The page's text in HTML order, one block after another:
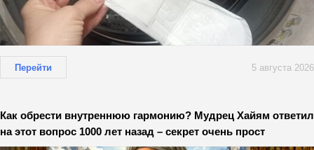
Перейти 5 августа 2026
Как обрести внутреннюю гармонию? Мудрец Хайям ответил
на этот вопрос 1000 лет назад – секрет очень прост